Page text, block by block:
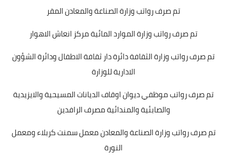
تم صرف رواتب وزارة الصناعة والمعادن المقر
تم صرف رواتب وزارة الموارد المائية مركز انعاش الاهوار
تم صرف رواتب وزارة الثقافة دائرة دار ثقافة الاطفال ودائرة الشؤون
الادارية للوزارة
تم صرف رواتب موظفي ديوان اوقاف الديانات المسيحية والايزيدية
والصابئية والمندائية مصرف الرافدين
تم صرف رواتب وزارة الصناعة والمعادن معمل سمنت كربلاء ومعمل
النورة